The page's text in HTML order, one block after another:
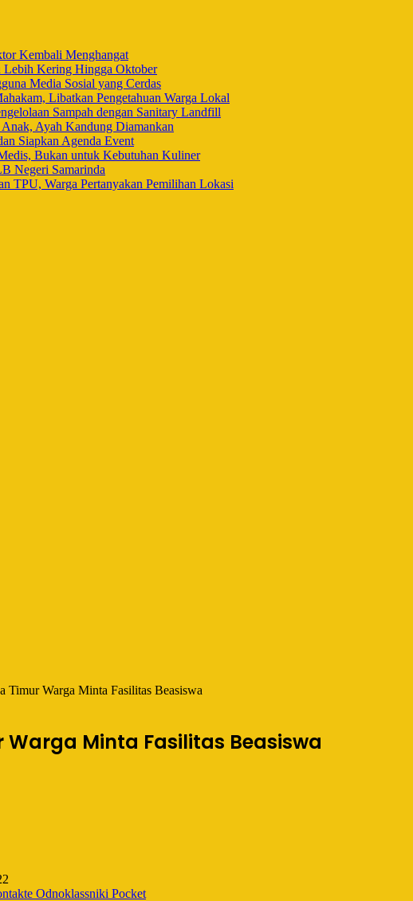
Kembali Menghangat
Kering Hingga Oktober
Media Sosial yang Cerdas
Libatkan Pengetahuan Warga Lokal
Sampah dengan Sanitary Landfill
Anak, Ayah Kandung Diamankan
Siapkan Agenda Event
Bukan untuk Kebutuhan Kuliner
Negeri Samarinda
TPU, Warga Pertanyakan Pemilihan Lokasi
Timur Warga Minta Fasilitas Beasiswa
Warga Minta Fasilitas Beasiswa
Odnoklassniki Pocket